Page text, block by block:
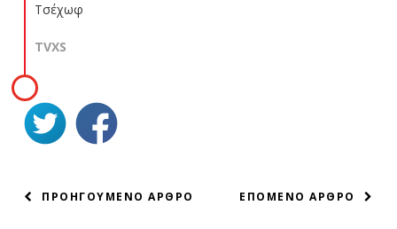
Τσέχωφ
TVXS
ΠΛΟΗΓΗΣΗ
ΕΠΟΜΕΝΟ ΑΡΘΡΟ
ΠΡΟΗΓΟΥΜΕΝΟ ΑΡΘΡΟ